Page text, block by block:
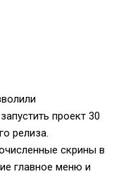
проект 30
релиза.
скрины в
главное меню и